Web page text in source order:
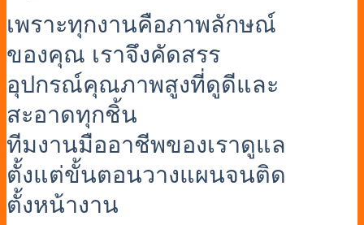
เพราะทุกงานคือภาพลักษณ์
ของคุณ เราจึงคัดสรร
อุปกรณ์คุณภาพสูงที่ดูดีและ
สะอาดทุกชิ้น
ทีมงานมืออาชีพของเราดูแล
ตั้งแต่ขั้นตอนวางแผนจนติด
ตั้งหน้างาน